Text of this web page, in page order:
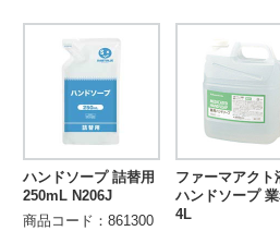
ハンドソープ 詰替用
250mL N206J
商品コード：861300
ファーマアクト
ハンドソープ 業
4L